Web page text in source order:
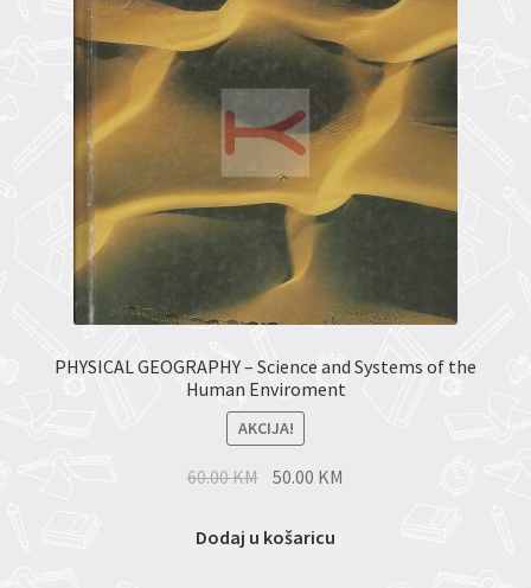
PHYSICAL GEOGRAPHY – Science and Systems of the
Human Enviroment
AKCIJA!
60.00KM 50.00 KM
Dodaj u košaricu